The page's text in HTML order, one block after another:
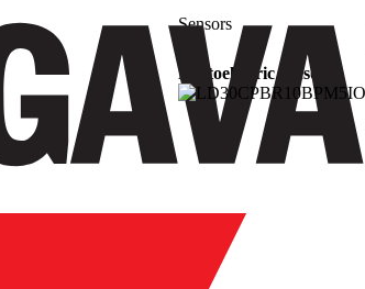
Sensors
Photoelectric sensors